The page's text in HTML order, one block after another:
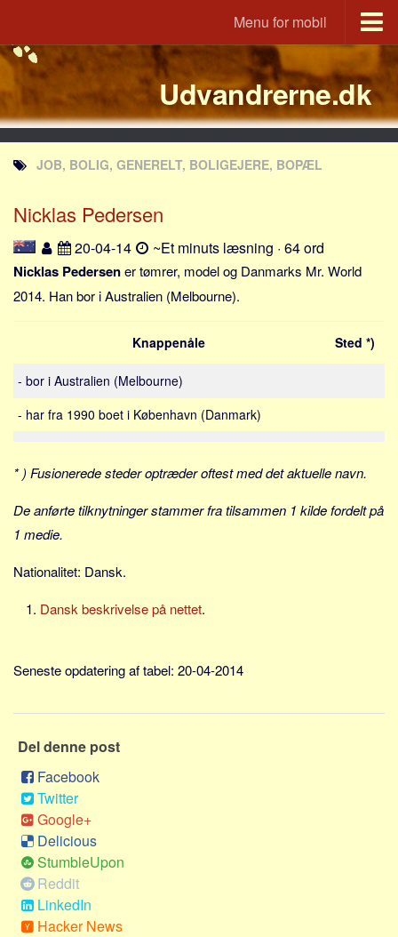
Menu for mobil
Portal
Udvandrerne.dk
Utvandrerne.no
Utvandrarna.se
Tyskland.dk
England.dk
JLKM.dk
Lande
Tyrkiet
Frankrig
Sverige
Norge
Grækenland
USA
Alle
Nøgleord
Job
Investering
Pension og opsparing
Forbrug
Social sikring og sundhed
Transport
Alle
Aspekter
Køb og salg
Udvandrerne.dk
JOB, BOLIG, GENERELT, BOLIGEJERE, BOPÆL
Nicklas Pedersen
20-04-14 ~Et minuts læsning · 64 ord
Nicklas Pedersener tømrer, model og Danmarks Mr. World
2014. Han bor i Australien (Melbourne).
Knappenåle Sted *)
- bor i Australien (Melbourne)
- har fra 1990 boet i København (Danmark)
* ) Fusionerede steder optræder oftest med det aktuelle navn.
De anførte tilknytninger stammer fra tilsammen 1 kilde fordelt på
1 medie.
Nationalitet: Dansk.
Dansk beskrivelse på nettet.
Seneste opdatering af tabel: 20-04-2014
Del denne post
Facebook
Twitter
Google+
Delicious
StumbleUpon
Reddit
LinkedIn
Hacker News